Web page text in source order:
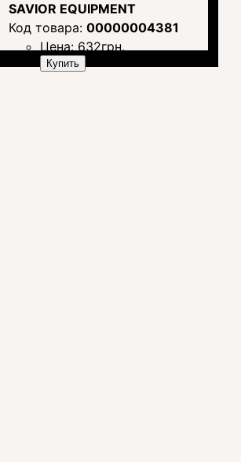
SAVIOR EQUIPMENT
00000004381
Цена:632грн.
Купить